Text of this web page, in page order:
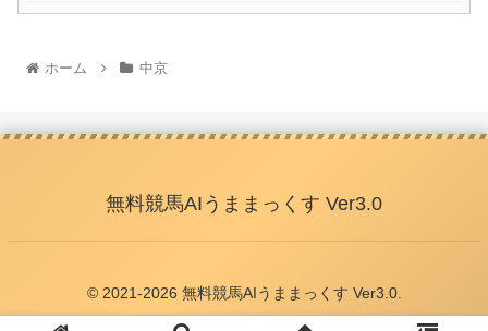
ホーム 中京
無料競馬AIうままっくす Ver3.0
© 2021-2026 無料競馬AIうままっくす Ver3.0.